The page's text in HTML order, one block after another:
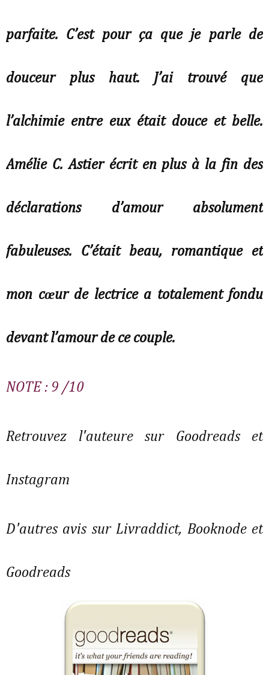
parfaite. C’est pour ça que je parle de
douceur plus haut. J’ai trouvé que
l’alchimie entre eux était douce et belle.
Amélie C. Astier écrit en plus à la fin des
déclarations d’amour absolument
fabuleuses. C’était beau, romantique et
mon cœur de lectrice a totalement fondu
devant l’amour de ce couple.
NOTE : 9 /10
Retrouvez l'auteure sur Goodreads et
Instagram
D'autres avis sur Livraddict, Booknode et
Goodreads